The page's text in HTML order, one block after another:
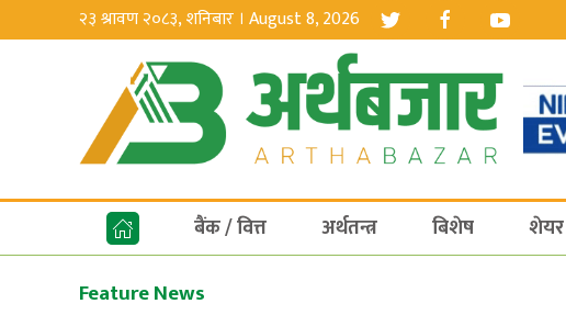
२३ श्रावण २०८३, शनिबार । August 8, 2026
बैंक / वित्त अर्थतन्त्र बिशेष शेयर
Feature News